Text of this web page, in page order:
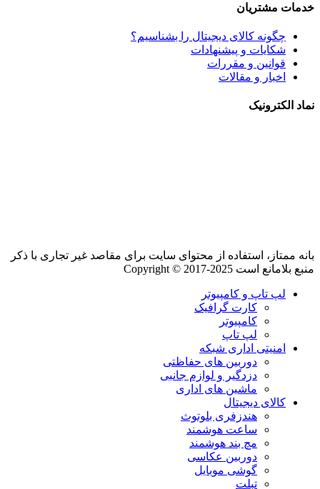
خدمات مشتریان
چگونه کالای دیجیتال را بشناسیم؟
شکایات و پیشنهادات
قوانین و مقررات
اخبار و مقالات
نماد الکترونیک
بانه ممتاز، استفاده از محتوای سایت برای مقاصد غیر تجاری با ذکر
منبع بلامانع است Copyright © 2017-2025
لپ تاپ و کامپیوتر
کارت گرافیک
کامپیوتر
لپ تاپ
امنیتی اداری شبکه
دوربین های حفاظتی
دزدگیر و لوازم جانبی
ماشین های اداری
کالای دیجیتال
هندزفری بلوتوث
ساعت هوشمند
مچ بند هوشمند
دوربین عکاسی
گوشی موبایل
تبلت